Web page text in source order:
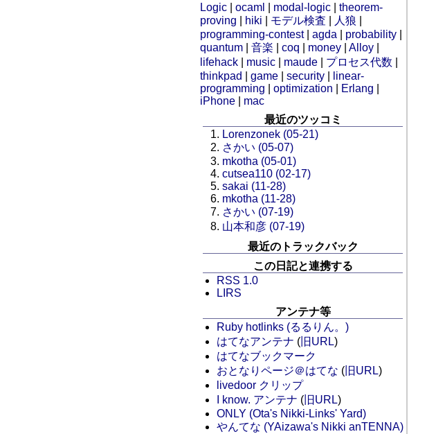
Logic |ocaml modal-logic |theorem-
proving
hiki モデル検査 人狼
programming-contest|agda probability
quantum |音楽 |coq money |Alloy
lifehack
music maude プロセス代数
thinkpad
|game |security
linear-
programming |optimization Erlang
iPhone
mac
最近のツッコミ
Lorenzonek (05-21)
さかい (05-07)
mkotha (05-01)
cutsea110 (02-17)
sakai (11-28)
mkotha (11-28)
さかい (07-19)
山本和彦 (07-19)
最近のトラックバック
この日記と連携する
RSS 1.0
LIRS
アンテナ等
Ruby hotlinks (るるりん。)
はてなアンテナ ( 旧URL)
はてなブックマーク
おとなりページ＠はてな ( 旧URL)
livedoor クリップ
I know. アンテナ ( 旧URL)
ONLY (Ota's Nikki-Links' Yard)
やんてな (YAizawa's Nikki anTENNA)